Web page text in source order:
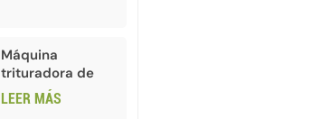
Máquina
trituradora de
botellas de vidrio
usadas para
LEER MÁS